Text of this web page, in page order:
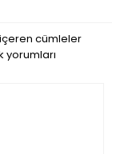
cümleler
yorumları